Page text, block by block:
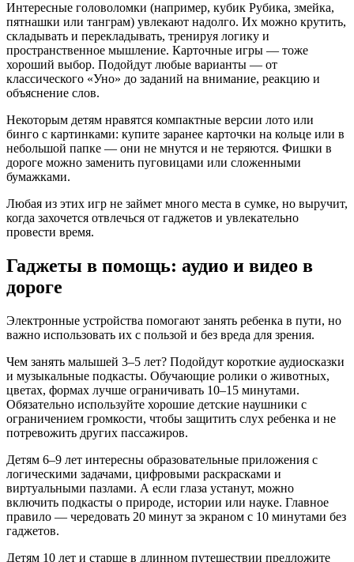
Интересные головоломки (например, кубик Рубика, змейка,
пятнашки или танграм) увлекают надолго. Их можно крутить,
складывать и перекладывать, тренируя логику и
пространственное мышление. Карточные игры — тоже
хороший выбор. Подойдут любые варианты — от
классического «Уно» до заданий на внимание, реакцию и
объяснение слов.
Некоторым детям нравятся компактные версии лото или
бинго с картинками: купите заранее карточки на кольце или в
небольшой папке — они не мнутся и не теряются. Фишки в
дороге можно заменить пуговицами или сложенными
бумажками.
Любая из этих игр не займет много места в сумке, но выручит,
когда захочется отвлечься от гаджетов и увлекательно
провести время.
Гаджеты в помощь: аудио и видео в
дороге
Электронные устройства помогают занять ребенка в пути, но
важно использовать их с пользой и без вреда для зрения.
Чем занять малышей 3–5 лет? Подойдут короткие аудиосказки
и музыкальные подкасты. Обучающие ролики о животных,
цветах, формах лучше ограничивать 10–15 минутами.
Обязательно используйте хорошие детские наушники с
ограничением громкости, чтобы защитить слух ребенка и не
потревожить других пассажиров.
Детям 6–9 лет интересны образовательные приложения с
логическими задачами, цифровыми раскрасками и
виртуальными пазлами. А если глаза устанут, можно
включить подкасты о природе, истории или науке. Главное
правило — чередовать 20 минут за экраном с 10 минутами без
гаджетов.
Детям 10 лет и старше в длинном путешествии предложите